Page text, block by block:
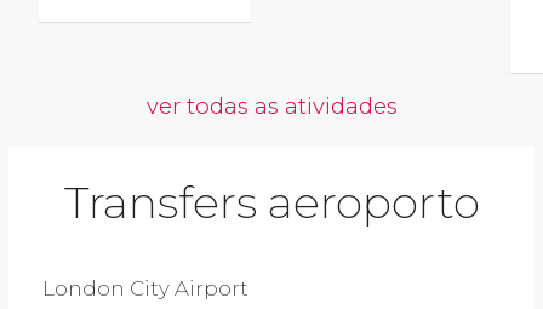
ver todas as atividades
Transfers aeroporto
London City Airport